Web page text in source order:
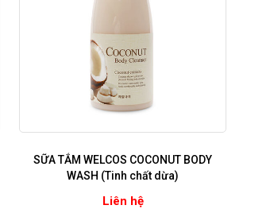
SỮA TẮM WELCOS COCONUT BODY
WASH (Tinh chất dừa)
Liên hệ